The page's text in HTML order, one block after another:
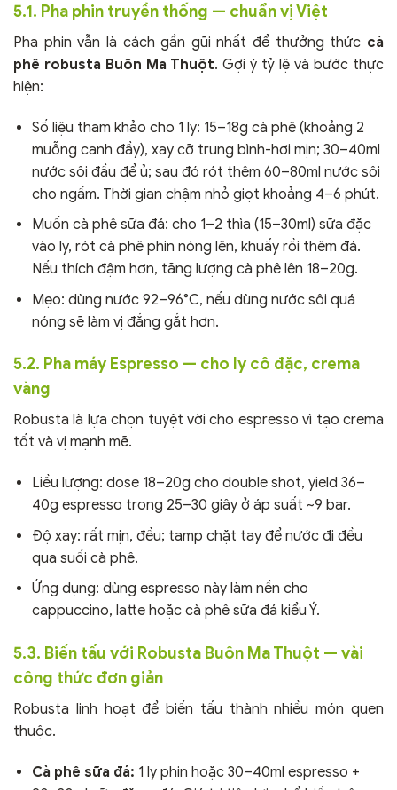
5.1. Pha phin truyền thống — chuẩn vị Việt
Pha phin vẫn là cách gần gũi nhất để thưởng thức cà
phê robusta Buôn Ma Thuột. Gợi ý tỷ lệ và bước thực
hiện:
Số liệu tham khảo cho 1 ly: 15–18g cà phê (khoảng 2
muỗng canh đầy), xay cỡ trung bình-hơi mịn; 30–40ml
nước sôi đầu để ủ; sau đó rót thêm 60–80ml nước sôi
cho ngấm. Thời gian chậm nhỏ giọt khoảng 4–6 phút.
Muốn cà phê sữa đá: cho 1–2 thìa (15–30ml) sữa đặc
vào ly, rót cà phê phin nóng lên, khuấy rồi thêm đá.
Nếu thích đậm hơn, tăng lượng cà phê lên 18–20g.
Mẹo: dùng nước 92–96°C, nếu dùng nước sôi quá
nóng sẽ làm vị đắng gắt hơn.
5.2. Pha máy Espresso — cho ly cô đặc, crema
vàng
Robusta là lựa chọn tuyệt vời cho espresso vì tạo crema
tốt và vị mạnh mẽ.
Liều lượng: dose 18–20g cho double shot, yield 36–
40g espresso trong 25–30 giây ở áp suất ~9 bar.
Độ xay: rất mịn, đều; tamp chặt tay để nước đi đều
qua suối cà phê.
Ứng dụng: dùng espresso này làm nền cho
cappuccino, latte hoặc cà phê sữa đá kiểu Ý.
5.3. Biến tấu với Robusta Buôn Ma Thuột — vài
công thức đơn giản
Robusta linh hoạt để biến tấu thành nhiều món quen
thuộc.
Cà phê sữa đá: 1 ly phin hoặc 30–40ml espresso +